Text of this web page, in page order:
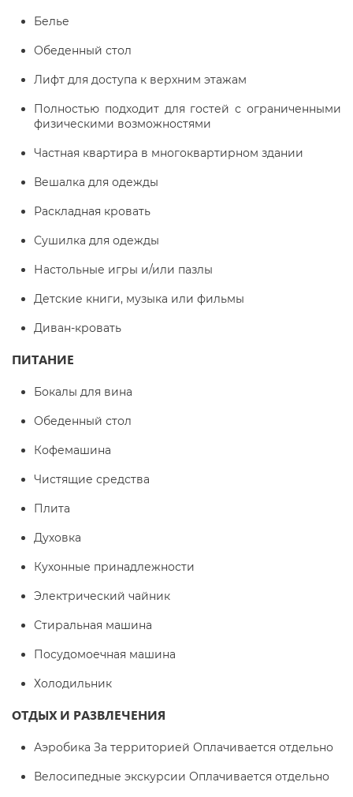
Белье
Обеденный стол
Лифт для доступа к верхним этажам
Полностью подходит для гостей с ограниченными
физическими возможностями
Частная квартира в многоквартирном здании
Вешалка для одежды
Раскладная кровать
Сушилка для одежды
Настольные игры и/или пазлы
Детские книги, музыка или фильмы
Диван-кровать
ПИТАНИЕ
Бокалы для вина
Обеденный стол
Кофемашина
Чистящие средства
Плита
Духовка
Кухонные принадлежности
Электрический чайник
Стиральная машина
Посудомоечная машина
Холодильник
ОТДЫХ И РАЗВЛЕЧЕНИЯ
Аэробика За территорией Оплачивается отдельно
Велосипедные экскурсии Оплачивается отдельно